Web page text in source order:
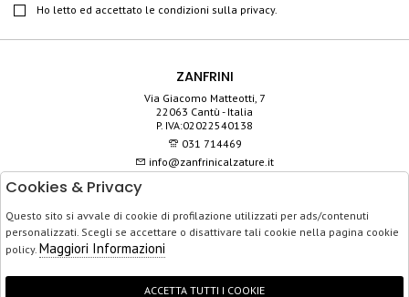
Ho letto ed accettato le condizioni sulla privacy.
ZANFRINI
Via Giacomo Matteotti, 7
22063 Cantù - Italia
P. IVA:02022540138
031 714469
info@zanfrinicalzature.it
SERVIZIO CLIENTI
ACQUISTO SICURO
Cookies & Privacy
Questo sito si avvale di cookie di profilazione utilizzati per ads/contenuti
personalizzati. Scegli se accettare o disattivare tali cookie nella pagina cookie
policy. Maggiori Informazioni
ACCETTA TUTTI I COOKIE